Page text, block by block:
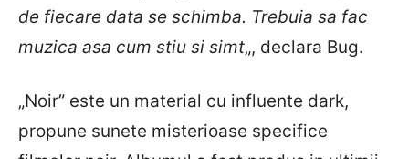
de fiecare data se schimba. Trebuia sa fac
muzica asa cum stiu si simt„, declara Bug.
„Noir” este un material cu influente dark,
propune sunete misterioase specifice